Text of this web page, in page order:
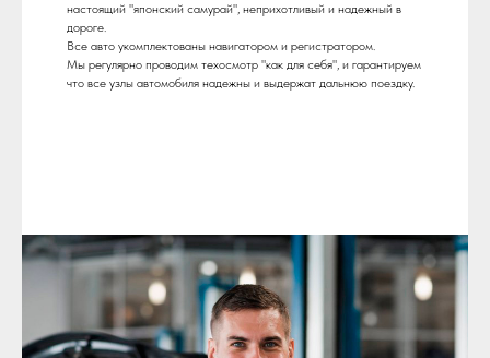
настоящий "японский самурай", неприхотливый и надежный в
дороге.
Все авто укомплектованы навигатором и регистратором.
Мы регулярно проводим техосмотр "как для себя", и гарантируем
что все узлы автомобиля надежны и выдержат дальнюю поездку.